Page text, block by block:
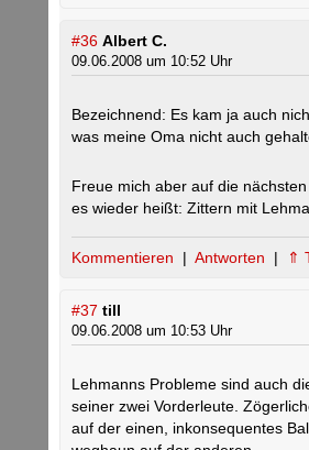
#36 Albert C.
09.06.2008 um 10:52 Uhr
Bezeichnend: Es kam ja auch
was meine Oma nicht auch
Freue mich aber auf die
es wieder heißt: Zittern mit
Kommentieren | Antworten | ⇑
#37 till
09.06.2008 um 10:53 Uhr
Lehmanns Probleme sind auch
seiner zwei Vorderleute.
auf der einen, inkonsequentes